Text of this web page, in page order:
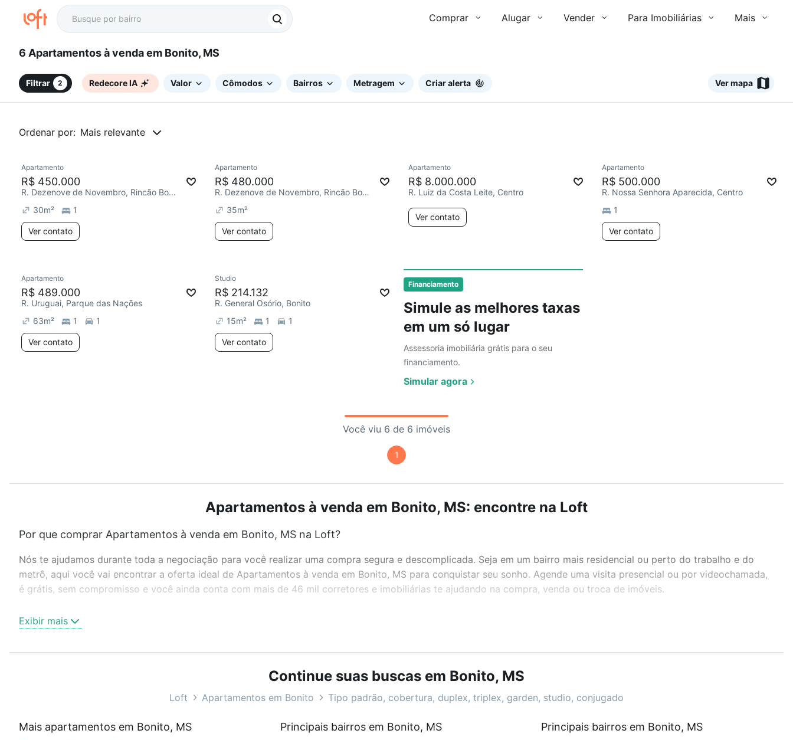
Comprar Alugar Vender Para Imobiliárias Mais
6 Apartamentos à venda em Bonito, MS
Filtrar 2 Redecore IA Valor Cômodos Bairros Metragem Criar alerta Ver mapa
Ordenar por: Mais relevante
Financiamento
Simule as melhores taxas
em um só lugar
Assessoria imobiliária grátis para o seu
financiamento.
Simular agora
Apartamento
R$ 450.000
R. Dezenove de Novembro, Rincão Bonito
30m² 1
Ver contato
Apartamento
R$ 480.000
R. Dezenove de Novembro, Rincão Bonito
35m²
Ver contato
Apartamento
R$ 8.000.000
R. Luiz da Costa Leite, Centro
Ver contato
Apartamento
R$ 500.000
R. Nossa Senhora Aparecida, Centro
1
Ver contato
Redecorar
Apartamento
R$ 489.000
R. Uruguai, Parque das Nações
63m² 1 1
Ver contato
Studio
R$ 214.132
R. General Osório, Bonito
15m² 1 1
Ver contato
Você viu 6 de 6 imóveis
1
Apartamentos à venda em Bonito, MS: encontre na Loft
Por que comprar Apartamentos à venda em Bonito, MS na Loft?
Nós te ajudamos durante toda a negociação para você realizar uma compra segura e descomplicada. Seja em um bairro mais residencial ou perto do trabalho e do
metrô, aqui você vai encontrar a oferta ideal de Apartamentos à venda em Bonito, MS para conquistar seu sonho. Agende uma visita presencial ou por videochamada,
é grátis, sem compromisso e você ainda conta com mais de 46 mil corretores e imobiliárias te ajudando na compra, venda ou troca de imóveis.
ou sem vaga de garagem para combinar perfeitamente com o preço, metragem e comodidades, como piscina, academia, salão de festas ou área verde e encontrar
Apartamentos à venda em Bonito, MS ideal para você na Loft.
Qual o preço de Apartamentos à venda em Bonito, MS?
as parcelas podem se adequar ao seu orçamento. Se ainda tem alguma dúvida dos custos envolvidos no processo de compra, veja em nosso portal quanto custa
Exibir mais
Continue suas buscas em Bonito, MS
Loft Apartamentos em Bonito Tipo padrão, cobertura, duplex, triplex, garden, studio, conjugado
Mais apartamentos em Bonito, MS Principais bairros em Bonito, MS Principais bairros em Bonito, MS